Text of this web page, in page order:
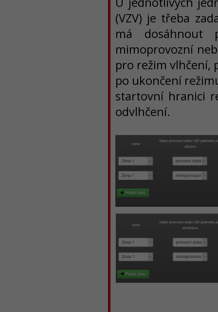
(VZV) je třeba
má dosáhnout
mimoprovozní
pro režim vlhčení,
po ukončení
startovní hranici
odvlhčení.